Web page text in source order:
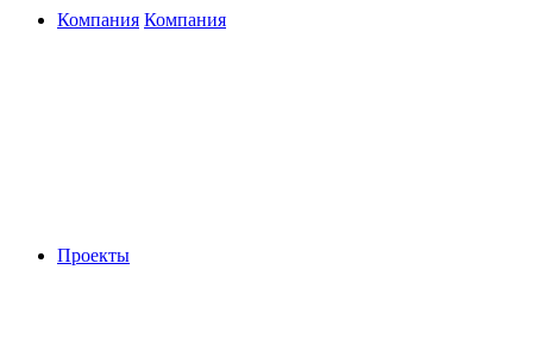
Компания Компания
Проекты